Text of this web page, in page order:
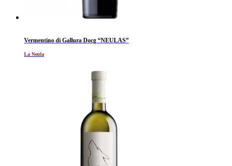
Vermentino di Gallura Docg “NEULAS”
La Neula